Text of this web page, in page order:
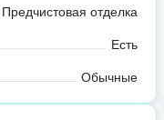
Предчистовая отделка
Есть
Обычные